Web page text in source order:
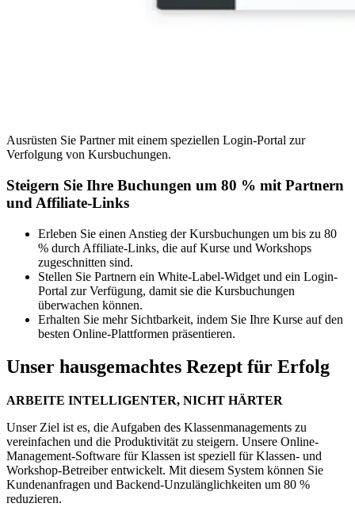
Ausrüsten Sie Partner mit einem speziellen Login-Portal zur
Verfolgung von Kursbuchungen.
Steigern Sie Ihre Buchungen um 80 % mit Partnern
und Affiliate-Links
Erleben Sie einen Anstieg der Kursbuchungen um bis zu 80
% durch Affiliate-Links, die auf Kurse und Workshops
zugeschnitten sind.
Stellen Sie Partnern ein White-Label-Widget und ein Login-
Portal zur Verfügung, damit sie die Kursbuchungen
überwachen können.
Erhalten Sie mehr Sichtbarkeit, indem Sie Ihre Kurse auf den
besten Online-Plattformen präsentieren.
Unser hausgemachtes Rezept für Erfolg
ARBEITE INTELLIGENTER, NICHT HÄRTER
Unser Ziel ist es, die Aufgaben des Klassenmanagements zu
vereinfachen und die Produktivität zu steigern. Unsere Online-
Management-Software für Klassen ist speziell für Klassen- und
Workshop-Betreiber entwickelt. Mit diesem System können Sie
Kundenanfragen und Backend-Unzulänglichkeiten um 80 %
reduzieren.